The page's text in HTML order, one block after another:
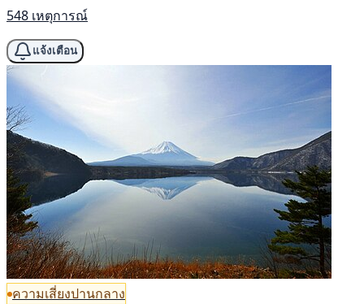
548 เหตุการณ์
แจ้งเตือน
ความเสี่ยงปานกลาง